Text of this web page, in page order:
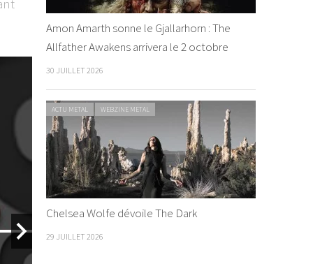
La
By Felix
Amon Amarth sonne le Gjallarhorn : The
Allfather Awakens arrivera le 2 octobre
30 JUILLET 2026
ACTU METAL WEBZINE METAL
Chelsea Wolfe dévoile The Dark
29 JUILLET 2026